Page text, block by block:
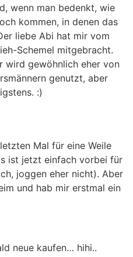
wenn man bedenkt, wie
kommen, in denen das
liebe Abi hat mir vom
Schemel mitgebracht.
wird gewöhnlich eher von
genutzt, aber
:)
Mal für eine Weile
ist jetzt einfach vorbei für
joggen eher nicht). Aber
und hab mir erstmal ein
neue kaufen… hihi..